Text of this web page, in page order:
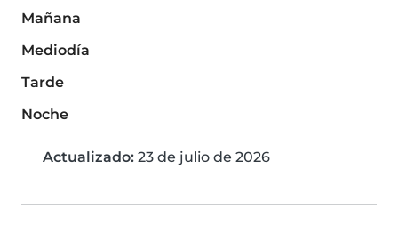
Mañana
Mediodía
Tarde
Noche
Actualizado: 23 de julio de 2026